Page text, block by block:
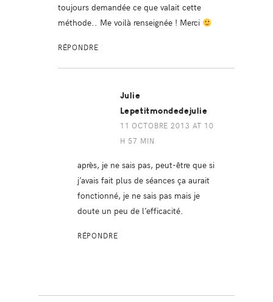
toujours demandée ce que valait cette
méthode.. Me voilà renseignée ! Merci
RÉPONDRE
Julie
Lepetitmondedejulie
11 OCTOBRE 2013 AT 10
H 57 MIN
après, je ne sais pas, peut-être que si
j’avais fait plus de séances ça aurait
fonctionné, je ne sais pas mais je
doute un peu de l’efficacité.
RÉPONDRE